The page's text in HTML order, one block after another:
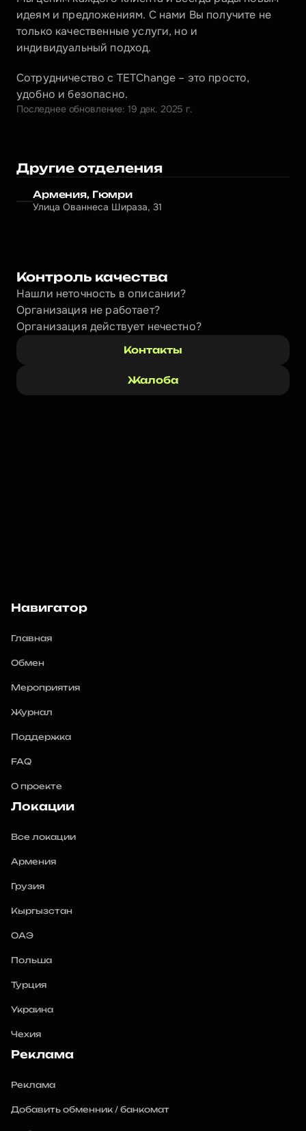
идеям и предложениям. С нами Вы получите не
только качественные услуги, но и
индивидуальный подход.
Сотрудничество с TETChange – это просто,
удобно и безопасно.
Последнее обновление: 19 дек. 2025 г.
Другие отделения
Армения, Гюмри
Улица Ованнеса Шираза, 31
Контроль качества
Нашли неточность в описании?
Организация не работает?
Организация действует нечестно?
Контакты
Жалоба
Навигатор
Главная
Обмен
Мероприятия
Журнал
Поддержка
FAQ
О проекте
Локации
Все локации
Армения
Грузия
Кыргызстан
ОАЭ
Польша
Турция
Украина
Чехия
Реклама
Реклама
Добавить обменник / банкомат